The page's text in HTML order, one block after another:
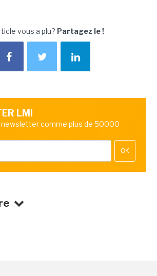
vous a plu? Partagez le !
LMI
newsletter comme plus de 50000
OK